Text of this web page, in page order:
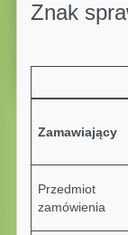
Znak
Zamawiający
Przedmiot
zamówienia